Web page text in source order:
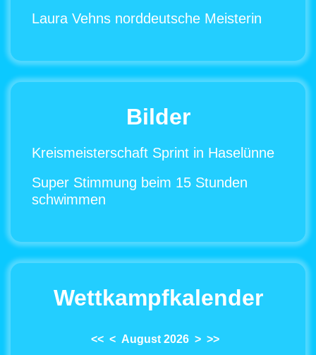
Laura Vehns norddeutsche Meisterin
Bilder
Kreismeisterschaft Sprint in Haselünne
Super Stimmung beim 15 Stunden
schwimmen
Wettkampfkalender
<< < August 2026 > >>